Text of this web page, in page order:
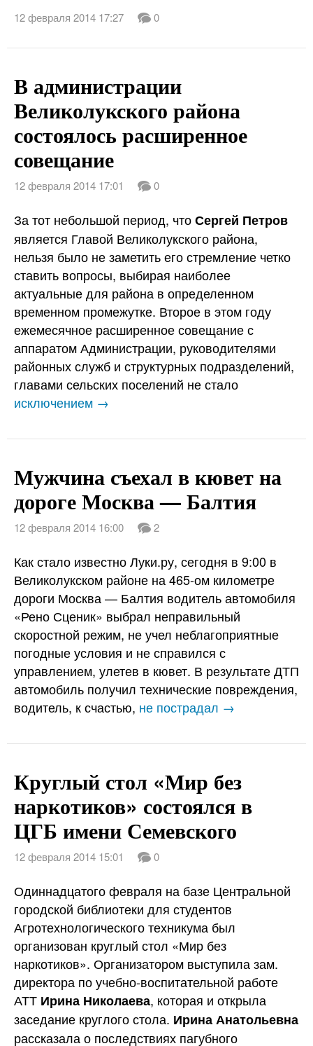
12 февраля 2014 17:27 0
В администрации
Великолукского района
состоялось расширенное
совещание
12 февраля 2014 17:01 0
За тот небольшой период, чтоСергей Петров
является Главой Великолукского района,
нельзя было не заметить его стремление четко
ставить вопросы, выбирая наиболее
актуальные для района в определенном
временном промежутке. Второе в этом году
ежемесячное расширенное совещание с
аппаратом Администрации, руководителями
районных служб и структурных подразделений,
главами сельских поселений не стало
исключением →
Мужчина съехал в кювет на
дороге Москва — Балтия
12 февраля 2014 16:00 2
Как стало известно Луки.ру, сегодня в 9:00 в
Великолукском районе на 465-ом километре
дороги Москва — Балтия водитель автомобиля
«Рено Сценик» выбрал неправильный
скоростной режим, не учел неблагоприятные
погодные условия и не справился с
управлением, улетев в кювет. В результате ДТП
автомобиль получил технические повреждения,
водитель, к счастью, не пострадал →
Круглый стол «Мир без
наркотиков» состоялся в
ЦГБ имени Семевского
12 февраля 2014 15:01 0
Одиннадцатого февраля на базе Центральной
городской библиотеки для студентов
Агротехнологического техникума был
организован круглый стол «Мир без
наркотиков». Организатором выступила зам.
директора по учебно-воспитательной работе
АТТ Ирина Николаева, которая и открыла
заседание круглого стола. Ирина Анатольевна
рассказала о последствиях пагубного